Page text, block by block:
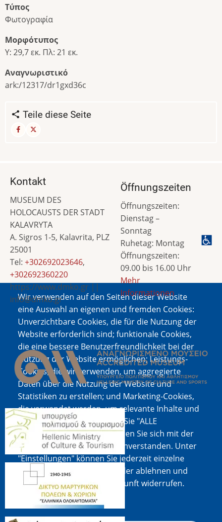
Τύπος
Φωτογραφία
Μορφότυπος
Υ: 29,7 εκ. Πλ: 21 εκ.
Αναγνωριστικό
ark:/12317/dr1gxd36c
Teile diese Seite
Wir verwenden auf den Seiten dieser Website
eine Auswahl an eigenen und fremden Cookies:
Unverzichtbare Cookies, die für die Nutzung der
Website erforderlich sind; funktionale Cookies,
die eine bessere Benutzerfreundlichkeit bei der
Nutzung der Website ermöglichen; Leistungs-
Cookies, die wir verwenden, um aggregierte
Daten über die Nutzung der Website und
Statistiken zu erstellen; und Marketing-Cookies,
die verwendet werden, um relevante Inhalte und
Werbung anzuzeigen. Wenn Sie "ALLE
AKZEPTIEREN" wählen, erklären Sie sich mit der
Verwendung aller Cookies einverstanden. Unter
"Einstellungen" können Sie jederzeit einzelne
Cookie-Typen akzeptieren oder ablehnen und
Ihre Zustimmung für die Zukunft widerrufen.
Cookie-Dokumentation
Kontakt
MUSEUM DES
HOLOCAUSTS DER STADT
KALAVRYTA
A. Sigros 1-5, Kalavrita, PLZ
25001
Tel: +302692023646,
+302692360220
https://www.dmko.gr ||
info@dmko.gr
Öffnungszeiten
Öffnungszeiten:
Dienstag –
Sonntag
Ruhetag: Montag
Öffnungszeiten:
09.00 bis 16.00 Uhr
Mehr
Informationen
Bild
Bild